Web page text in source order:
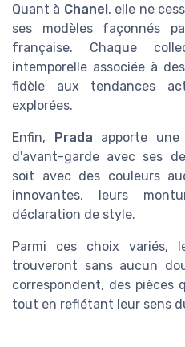
Quant à Chanel, elle ne
ses modèles façonnés
française. Chaque
intemporelle associée à
fidèle aux tendances
explorées.
Enfin, Prada apporte
d'avant-garde avec ses
soit avec des couleurs
innovantes, leurs
déclaration de style.
Parmi ces choix variés,
trouveront sans aucun
correspondent, des pièces
tout en reflétant leur sens